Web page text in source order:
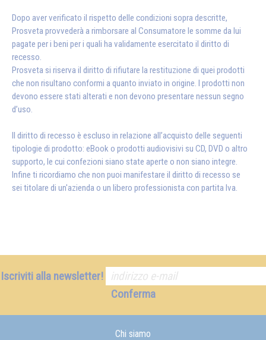
Dopo aver verificato il rispetto delle condizioni sopra descritte,
Prosveta provvederà a rimborsare al Consumatore le somme da lui
pagate per i beni per i quali ha validamente esercitato il diritto di
recesso.
Prosveta si riserva il diritto di rifiutare la restituzione di quei prodotti
che non risultano conformi a quanto inviato in origine. I prodotti non
devono essere stati alterati e non devono presentare nessun segno
d’uso.
Il diritto di recesso è escluso in relazione all’acquisto delle seguenti
tipologie di prodotto: eBook o prodotti audiovisivi su CD, DVD o altro
supporto, le cui confezioni siano state aperte o non siano integre.
Infine ti ricordiamo che non puoi manifestare il diritto di recesso se
sei titolare di un'azienda o un libero professionista con partita Iva.
Iscriviti alla newsletter!
Conferma
Chi siamo